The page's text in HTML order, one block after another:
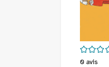
/5
0 avis